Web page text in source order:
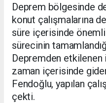
Deprem bölgesinde
konut çalışmalarına
süre içerisinde
sürecinin
Depremden
zaman içerisinde
Fendoğlu, yapılan
çekti.